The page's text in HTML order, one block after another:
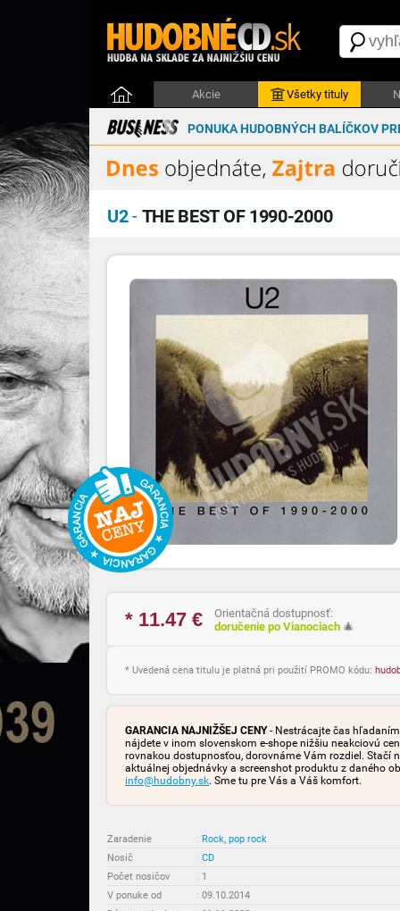
Akcie Všetky tituly
PONUKA HUDOBNÝCH BALÍČKOV
U2- THE BEST OF 1990-2000
* 11.47 €
Orientačná dostupnosť:
doručenie po Vianociach 🎄
* Uvedená cena titulu je platná pri použití PROMO kódu:
GARANCIA NAJNIŽŠEJ CENY- Nestrácajte čas
nájdete v inom slovenskom e-shope nižšiu neakciovú
rovnakou dostupnosťou, dorovnáme Vám rozdiel. Stačí
aktuálnej objednávky a screenshot produktu z daného
info@hudobny.sk. Sme tu pre Vás a Váš komfort.
Zaradenie : Rock, pop rock
Nosič
: CD
Počet nosičov
: 1
V ponuke od
: 09.10.2014